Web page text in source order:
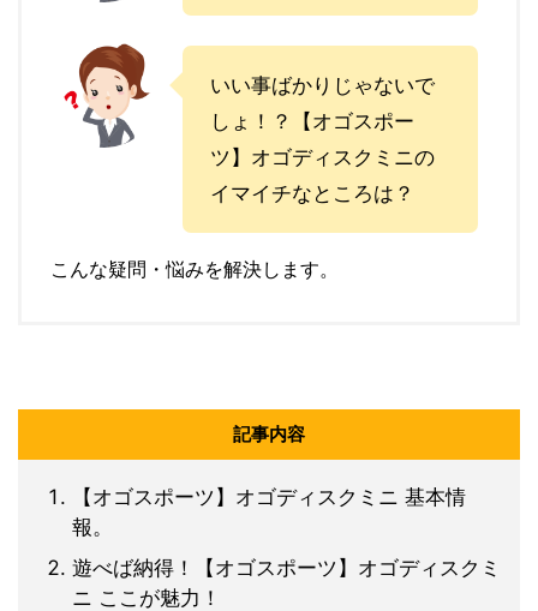
いい事ばかりじゃないで
しょ！？【オゴスポー
ツ】オゴディスクミニの
イマイチなところは？
こんな疑問・悩みを解決します。
記事内容
【オゴスポーツ】オゴディスクミニ 基本情
報。
遊べば納得！【オゴスポーツ】オゴディスクミ
ニ ここが魅力！